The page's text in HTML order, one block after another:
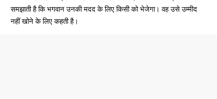
समझाती है कि भगवान उनकी मदद के लिए किसी को भेजेगा। वह उसे उम्मीद
नहीं खोने के लिए कहती है।